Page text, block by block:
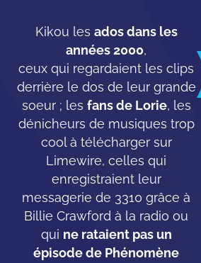
Kikou les ados dans les
années 2000,
ceux qui regardaient les clips
derrière le dos de leur grande
soeur ; les fans de Lorie, les
dénicheurs de musiques trop
cool à télécharger sur
Limewire, celles qui
enregistraient leur
messagerie de 3310 grâce à
Billie Crawford à la radio ou
qui ne rataient pas un
épisode de Phénomène